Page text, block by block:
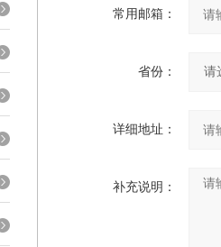
常用邮箱：
省份：
详细地址：
补充说明：